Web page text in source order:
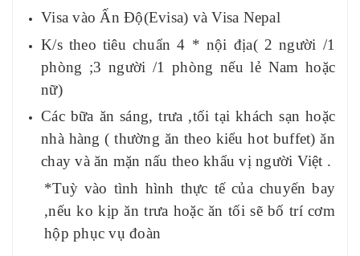
Visa vào Ấn Độ(Evisa) và Visa Nepal
K/stheo tiêu chuẩn4 * nội địa( 2 người /1
phòng ;3 người /1 phòng nếu lẻ Nam hoặc
nữ)
Các bữa ăn sáng, trưa ,tối tại khách sạn hoặc
nhà hàng ( thường ăn theo kiểu hot buffet) ăn
chay và ăn mặn nấu theo khẩu vị người Việt .
*Tuỳ vào tình hình thực tế của chuyến bay
,nếu ko kịp ăn trưa hoặc ăn tối sẽ bố trí cơm
hộp phục vụ đoàn